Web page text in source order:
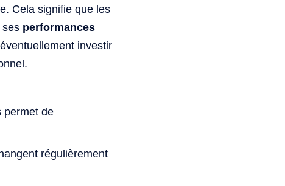
Cela signifie que les
ses performances
investir
permet de
régulièrement